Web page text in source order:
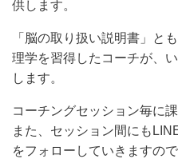
供します。
「脳の取り扱い説明書」と
理学を習得したコーチが、
します。
コーチングセッション毎に
また、セッション間にも
をフォローしていきますの